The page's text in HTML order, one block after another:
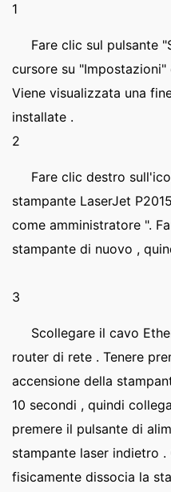
1
Fare clic sul pulsante
cursore su
Viene visualizzata una
installate .
2
Fare clic destro
stampante LaserJet
come amministratore ".
stampante di nuovo ,
3
Scollegare il cavo
router di rete . Tenere
accensione della
10 secondi , quindi
premere il pulsante di
stampante laser indietro .
fisicamente dissocia la